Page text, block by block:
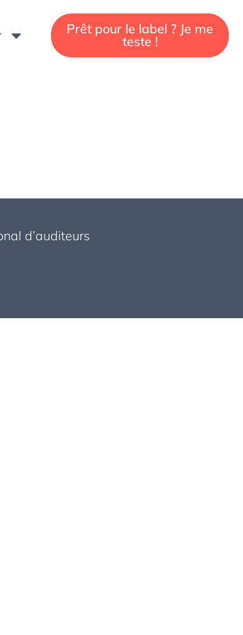
Prêt pour le label ? Je me
teste !
d’auditeurs